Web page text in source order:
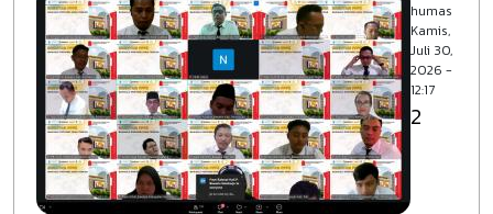
humas
Kamis,
Juli 30,
2026 -
12:17
2